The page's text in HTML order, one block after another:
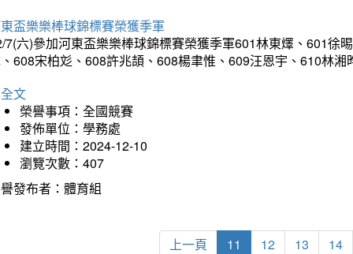
盃樂樂棒球錦標賽榮獲季軍
7(六)參加河東盃樂樂棒球錦標賽榮獲季軍601林東燡、601徐
608宋柏彣、608許兆頡、608楊聿惟、609汪恩宇、610林
文
榮譽事項：全國競賽
發佈單位：學務處
建立時間：2024-12-10
瀏覽次數：407
發布者：體育組
上一頁 11 12 13 14